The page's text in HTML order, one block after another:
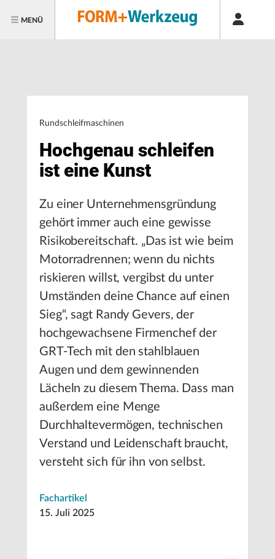
MENÜ
Rundschleifmaschinen
Hochgenau schleifen
ist eine Kunst
Zu einer Unternehmensgründung
gehört immer auch eine gewisse
Risikobereitschaft. „Das ist wie beim
Motorradrennen; wenn du nichts
riskieren willst, vergibst du unter
Umständen deine Chance auf einen
Sieg“, sagt Randy Gevers, der
hochgewachsene Firmenchef der
GRT-Tech mit den stahlblauen
Augen und dem gewinnenden
Lächeln zu diesem Thema. Dass man
außerdem eine Menge
Durchhaltevermögen, technischen
Verstand und Leidenschaft braucht,
versteht sich für ihn von selbst.
Fachartikel
15. Juli 2025